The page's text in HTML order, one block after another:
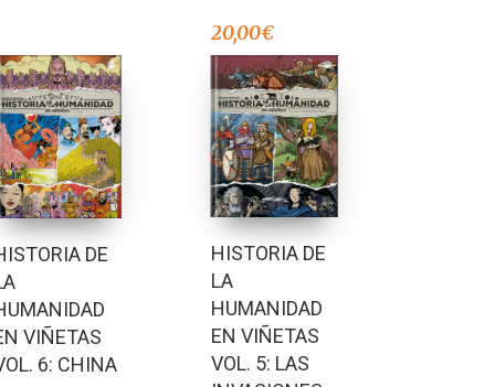
20,00€
DE
VIÑETAS
6: CHINA
HISTORIA DE
LA
HUMANIDAD
EN VIÑETAS
VOL. 5: LAS